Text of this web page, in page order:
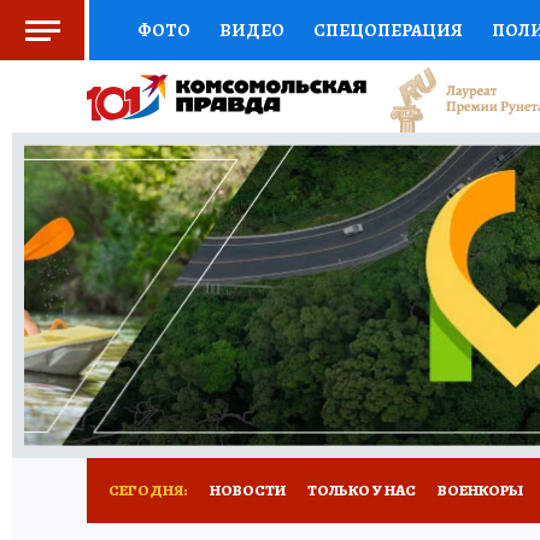
ФОТО ВИДЕО СПЕЦОПЕРАЦИЯ
СОЦПОДДЕРЖКА НАУКА СПОРТ
ВЫБОР ЭКСПЕРТОВ ДОКТОР
КНИЖНАЯ ПОЛКА ПРОГНОЗЫ НА СПОРТ
ПРЕСС-ЦЕНТР НЕДВИЖИМОСТЬ
РАДИО КП РЕКЛАМА ТЕСТЫ НОВОЕ
СЕГОДНЯ: НОВОСТИ ТОЛЬКО У НАС ВОЕНКОРЫ